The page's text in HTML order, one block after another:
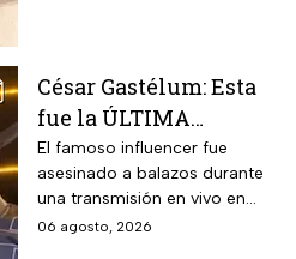
térmicas frente al frío y calor,
reducción del paso de ruidos
exteriores y aplicación directa
mediante cepillo de ixtle sin
necesidad de tela de refuerzo
César Gastélum: Esta
fue la ÚLTIMA
publicación del
influencer en redes
sociales: “La cita
fresita” | VIDEO
El famoso influencer fue
asesinado a balazos durante
una transmisión en vivo en
calles del municipio de
06 agosto, 2026